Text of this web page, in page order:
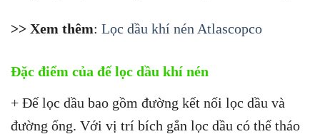
>> Xem thêm: Lọc dầu khí nén Atlascopco
Đặc điểm của đế lọc dầu khí nén
+ Đế lọc dầu bao gồm đường kết nối lọc dầu và
đường ống. Với vị trí bích gắn lọc dầu có thể tháo